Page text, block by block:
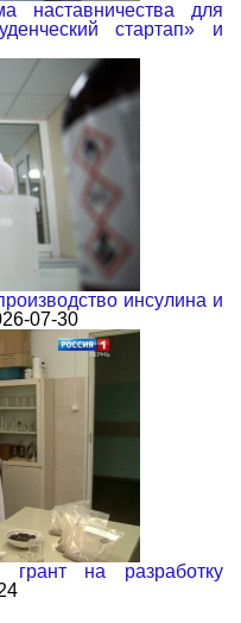
наставничества для
стартап» и
инсулина и
07-30
грант на разработку